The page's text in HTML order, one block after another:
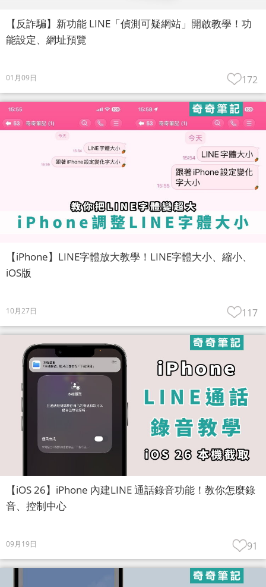
【反詐騙】新功能 LINE「偵測可疑網站」開啟教學！功
能設定、網址預覽
01月09日 172
【iPhone】LINE字體放大教學！LINE字體大小、縮小、
iOS版
10月27日 117
【iOS 26】iPhone 內建LINE 通話錄音功能！教你怎麼錄
音、控制中心
09月19日 91